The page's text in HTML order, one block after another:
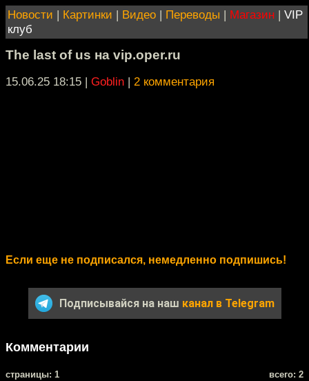
Новости | Картинки | Видео | Переводы | Магазин | VIP
клуб
The last of us на vip.oper.ru
15.06.25 18:15 | Goblin | 2 комментария
Если еще не подписался, немедленно подпишись!
Подписывайся на наш канал в Telegram
Комментарии
cтраницы: 1 всего: 2